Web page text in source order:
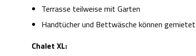
Terrasse teilweise mit Garten
Handtücher und Bettwäsche können
Chalet XL: